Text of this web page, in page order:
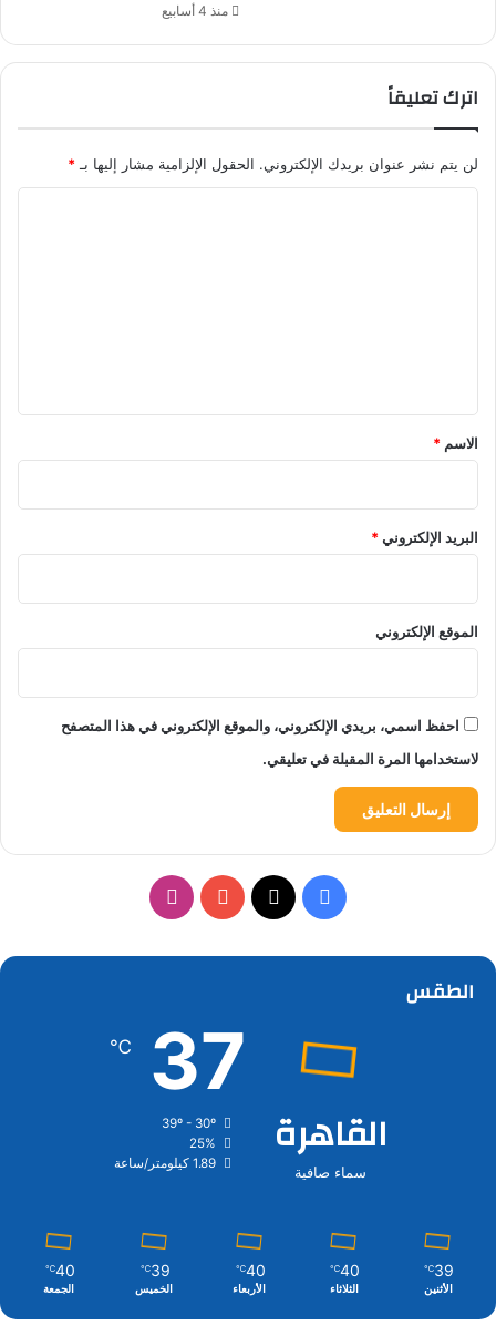
منذ 4 أسابيع
اترك تعليقاً
لن يتم نشر عنوان بريدك الإلكتروني. الحقول الإلزامية مشار إليها بـ*
*
الاسم *
البريد الإلكتروني*
الموقع الإلكتروني
احفظ اسمي، بريدي الإلكتروني، والموقع الإلكتروني في هذا المتصفح
لاستخدامها المرة المقبلة في تعليقي.
فيسبوك ‫YouTubeانستقرام
الطقس
القاهرة
سماء صافية
37
℃
39º - 30º
25%
1.89 كيلومتر/ساعة
39
℃
الأثنين
40
℃
الثلاثاء
40
℃
الأربعاء
39
℃
الخميس
40
℃
الجمعة